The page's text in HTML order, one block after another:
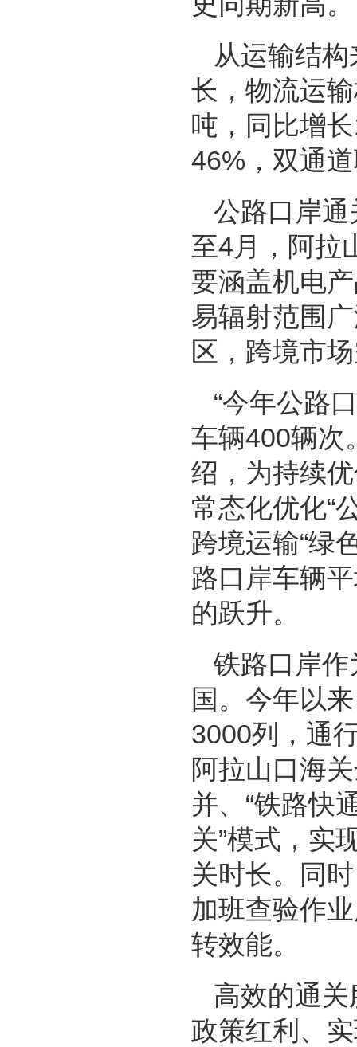
从运输结
长，物流运
吨，同比增
46%，双通
公路口岸
至4月，阿拉
要涵盖机电
易辐射范围
区，跨境市
“今年公路
车辆400辆次
绍，为持续
常态化优化“
跨境运输“绿
路口岸车辆
的跃升。
铁路口岸
国。今年以
3000列，通
阿拉山口海
并、“铁路快
关”模式，实
关时长。同
加班查验作
转效能。
高效的通
政策红利、